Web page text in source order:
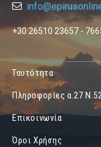
+30 26510 23657 -
Ταυτότητα
Πληροφορίες α.27
Επικοινωνία
Όροι Χρήσης